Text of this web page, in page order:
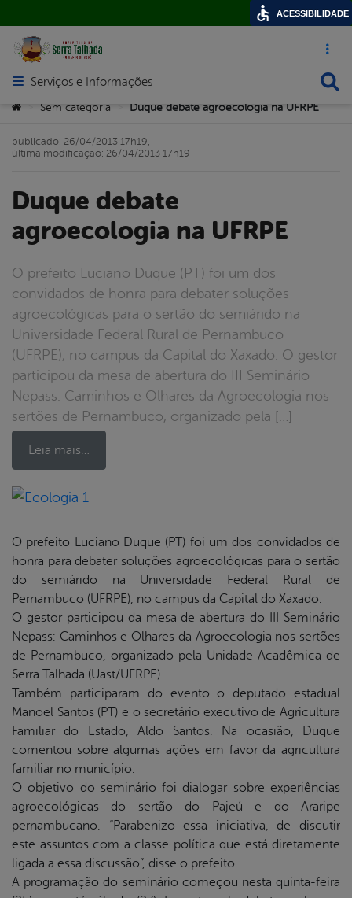
Acesso
Abrir menu principal de navegação
Serviços e Informações
Você está aqui:
Sem categoria Duque debate agroecologia na UFRPE
Duque debate
agroecologia na UFRPE
O prefeito Luciano Duque (PT) foi um dos
convidados de honra para debater soluções
agroecológicas para o sertão do semiárido na
Universidade Federal Rural de Pernambuco
(UFRPE), no campus da Capital do Xaxado. O gestor
participou da mesa de abertura do III Seminário
Nepass: Caminhos e Olhares da Agroecologia nos
sertões de Pernambuco, organizado pela […]
Leia mais…
publicado: 26/04/2013 17h19,
última modificação: 26/04/2013 17h19
O prefeito Luciano Duque (PT) foi um dos convidados de
honra para debater soluções agroecológicas para o sertão
do semiárido na Universidade Federal Rural de
Pernambuco (UFRPE), no campus da Capital do Xaxado.
O gestor participou da mesa de abertura do III Seminário
Nepass: Caminhos e Olhares da Agroecologia nos sertões
de Pernambuco, organizado pela Unidade Acadêmica de
Serra Talhada (Uast/UFRPE).
Também participaram do evento o deputado estadual
Manoel Santos (PT) e o secretário executivo de Agricultura
Familiar do Estado, Aldo Santos. Na ocasião, Duque
comentou sobre algumas ações em favor da agricultura
familiar no município.
O objetivo do seminário foi dialogar sobre experiências
agroecológicas do sertão do Pajeú e do Araripe
pernambucano. “Parabenizo essa iniciativa, de discutir
este assuntos com a classe política que está diretamente
ligada a essa discussão”, disse o prefeito.
A programação do seminário começou nesta quinta-feira
ACESSIBILIDADE